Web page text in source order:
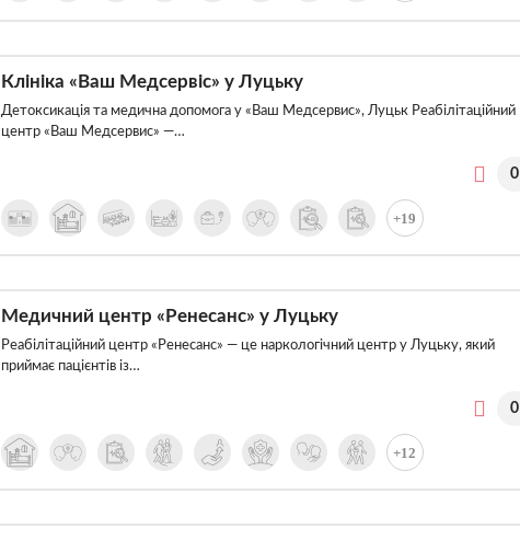
Клініка «Ваш Медсервіс» у Луцьку
Детоксикація та медична допомога у «Ваш Медсервис», Луцьк Реабілітаційний
центр «Ваш Медсервис» —…
0
+19
Медичний центр «Ренесанс» у Луцьку
Реабілітаційний центр «Ренесанс» — це наркологічний центр у Луцьку, який
приймає пацієнтів із…
0
+12